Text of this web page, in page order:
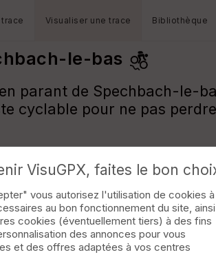
Visualiser une trace Bibliothèque
le-bas
parant de Spechbach-le-
cyclable pour ne pas
VisuGPX, faites le bon
vous autorisez l'utilisation de cookies à
au bon fonctionnement du site, ainsi
cookies (éventuellement tiers) à des fins
des annonces pour vous
et des offres adaptées à vos centres